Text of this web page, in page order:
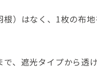
）はなく、1枚の布
、遮光タイプから透